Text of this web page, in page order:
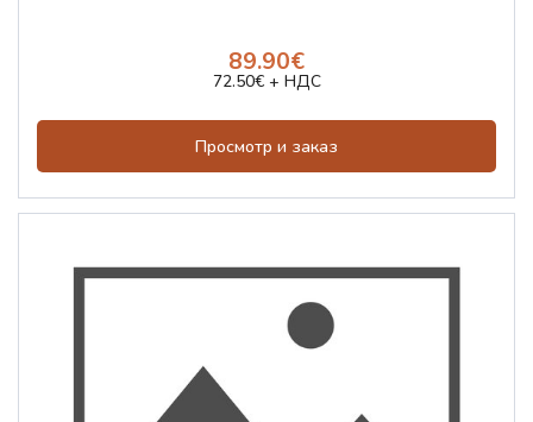
89.90€
72.50€ + НДС
Просмотр и заказ